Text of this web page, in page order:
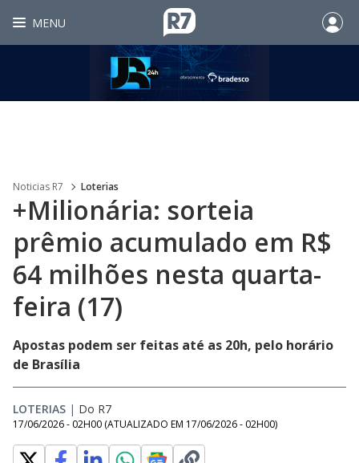
MENU
Noticias R7 Loterias
+Milionária: sorteia
prêmio acumulado em R$
64 milhões nesta quarta-
feira (17)
Apostas podem ser feitas até as 20h, pelo horário
de Brasília
LOTERIAS | Do R7
17/06/2026 - 02H00 (ATUALIZADO EM 17/06/2026 - 02H00)